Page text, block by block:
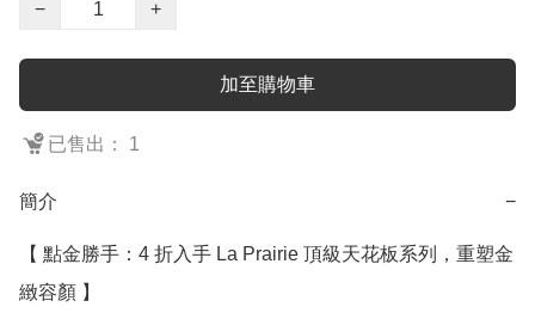
−
+
加至購物車
已售出： 1
簡介 −
【 點金勝手：4 折入手 La Prairie 頂級天花板系列，重塑金
緻容顏 】